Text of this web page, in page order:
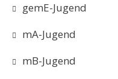
gemE-Jugend
mA-Jugend
mB-Jugend